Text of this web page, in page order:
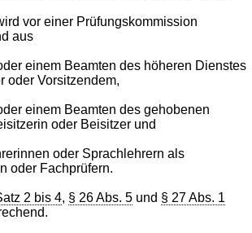
vor einer Prüfungskommission
aus
einem Beamten des höheren Dienstes
oder Vorsitzendem,
einem Beamten des gehobenen
oder Beisitzer und
oder Sprachlehrern als
oder Fachprüfern.
2 bis 4, § 26 Abs. 5 und § 27 Abs. 1